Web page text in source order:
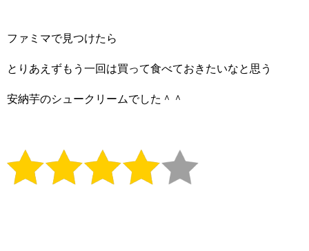
ファミマで見つけたら
とりあえずもう一回は買って食べておきたいなと思う
安納芋のシュークリームでした＾＾